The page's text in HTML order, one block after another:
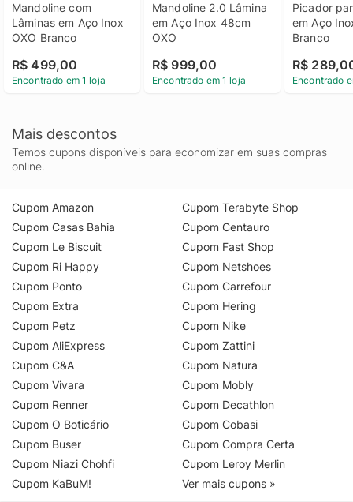
Mandoline com
Lâminas em Aço Inox
OXO Branco
R$ 499,00
Encontrado em 1 loja
Mandoline 2.0 Lâmina
em Aço Inox 48cm
OXO
R$ 999,00
Encontrado em 1 loja
Picador
em Aço
Branco
R$
Encontrado
Mais descontos
Temos cupons disponíveis para economizar em suas compras
online.
Cupom Amazon
Cupom Casas Bahia
Cupom Le Biscuit
Cupom Ri Happy
Cupom Ponto
Cupom Extra
Cupom Petz
Cupom AliExpress
Cupom C&A
Cupom Vivara
Cupom Renner
Cupom O Boticário
Cupom Buser
Cupom Niazi Chohfi
Cupom KaBuM!
Cupom Terabyte Shop
Cupom Centauro
Cupom Fast Shop
Cupom Netshoes
Cupom Carrefour
Cupom Hering
Cupom Nike
Cupom Zattini
Cupom Natura
Cupom Mobly
Cupom Decathlon
Cupom Cobasi
Cupom Compra Certa
Cupom Leroy Merlin
Ver mais cupons »